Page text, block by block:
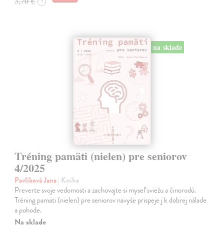
na sklade
Tréning pamäti (nielen) pre seniorov
4/2025
Pavlíková Jana| Kniha
Preverte svoje vedomosti a zachovajte si myseľ sviežu a činorodú.
Tréning pamäti (nielen) pre seniorov navyše prispeje j k dobrej nálade
a pohode.
Na sklade